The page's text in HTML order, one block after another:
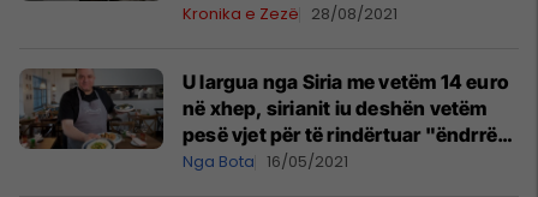
Kronika e Zezë 28/08/2021
U largua nga Siria me vetëm 14 euro
në xhep, sirianit iu deshën vetëm
pesë vjet për të rindërtuar "ëndrrën
e tij" në Mbretërinë e Bashkuar
Nga Bota 16/05/2021